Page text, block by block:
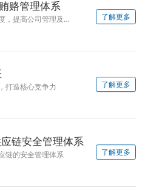
赂管理体系
建立企业反贿赂制度，提高公司管理及信誉
了解更多
打造核心竞争力
了解更多
链安全管理体系
链的安全管理体系
了解更多